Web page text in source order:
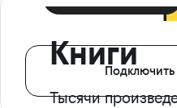
Книги
Тысячи